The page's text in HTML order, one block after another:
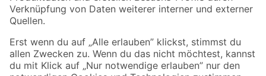
Sicher einkaufen
Jetzt die toom-App herunterladen